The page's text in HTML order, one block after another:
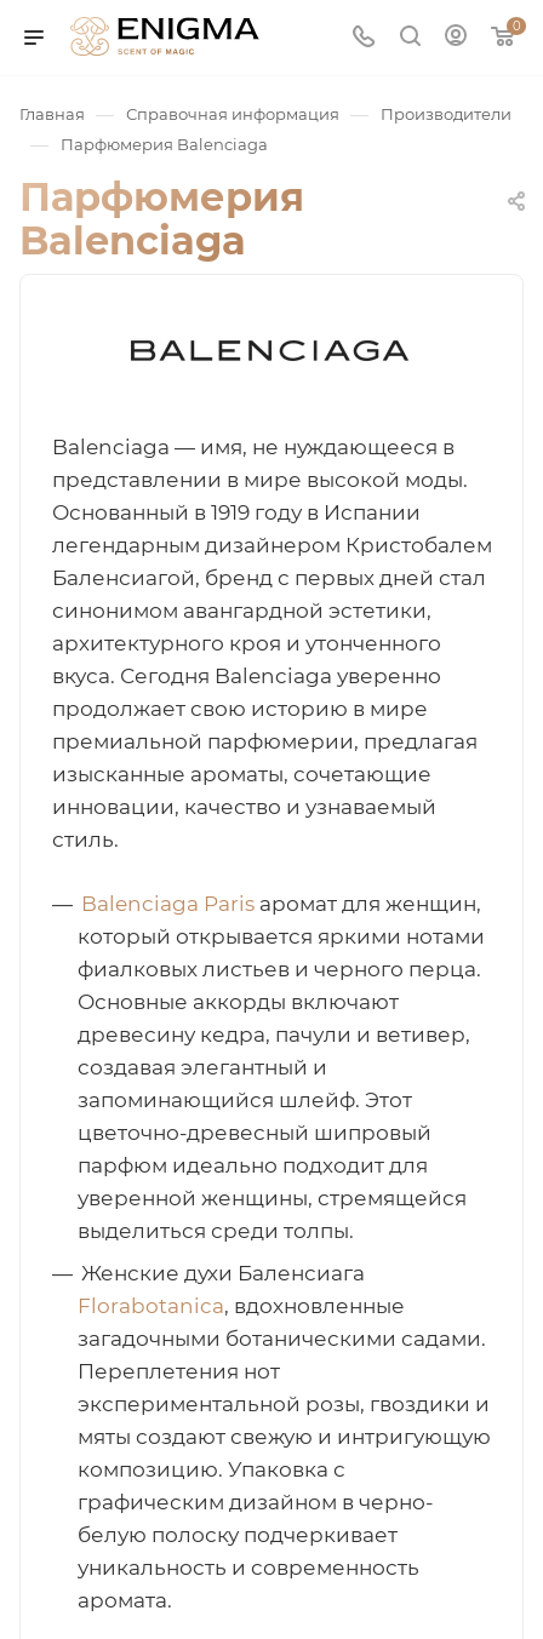
0
/ Нишевая
сертификат
Главная — Справочная информация — Производители
— Парфюмерия Balenciaga
Парфюмерия
Balenciaga
Balenciaga — имя, не нуждающееся в
представлении в мире высокой моды.
Основанный в 1919 году в Испании
легендарным дизайнером Кристобалем
Баленсиагой, бренд с первых дней стал
синонимом авангардной эстетики,
архитектурного кроя и утонченного
вкуса. Сегодня Balenciaga уверенно
продолжает свою историю в мире
премиальной парфюмерии, предлагая
изысканные ароматы, сочетающие
инновации, качество и узнаваемый
стиль.
Balenciaga Parisаромат для женщин,
который открывается яркими нотами
фиалковых листьев и черного перца.
Основные аккорды включают
древесину кедра, пачули и ветивер,
создавая элегантный и
запоминающийся шлейф. Этот
цветочно-древесный шипровый
парфюм идеально подходит для
уверенной женщины, стремящейся
выделиться среди толпы.
Женские духи Баленсиага
Florabotanica, вдохновленные
загадочными ботаническими садами.
Переплетения нот
экспериментальной розы, гвоздики и
мяты создают свежую и интригующую
композицию. Упаковка с
графическим дизайном в черно-
белую полоску подчеркивает
уникальность и современность
аромата.